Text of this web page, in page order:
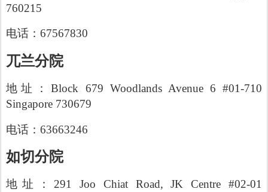
760215
电话：67567830
兀兰分院
地址：Block 679 Woodlands Avenue 6 #01-710
Singapore 730679
电话：63663246
如切分院
地址：291 Joo Chiat Road, JK Centre #02-01